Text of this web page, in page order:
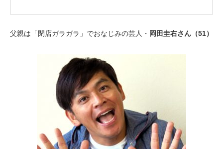
父親は「閉店ガラガラ」でおなじみの芸人・ 岡田圭右さん（51）